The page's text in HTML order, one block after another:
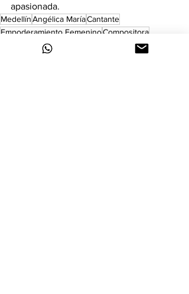
apasionada.
MedellínAngélica MaríaCantante
Empoderamiento FemeninoCompositora
Video OficialTu y Yo
Nuevo Sencillo